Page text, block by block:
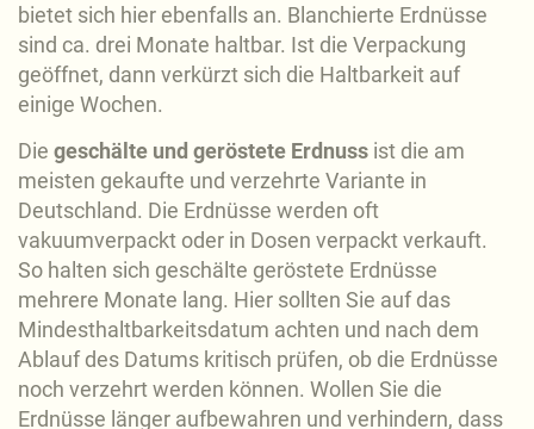
bietet sich hier ebenfalls an. Blanchierte Erdnüsse
sind ca. drei Monate haltbar. Ist die Verpackung
geöffnet, dann verkürzt sich die Haltbarkeit auf
einige Wochen.
Die geschälte und geröstete Erdnuss ist die am
meisten gekaufte und verzehrte Variante in
Deutschland. Die Erdnüsse werden oft
vakuumverpackt oder in Dosen verpackt verkauft.
So halten sich geschälte geröstete Erdnüsse
mehrere Monate lang. Hier sollten Sie auf das
Mindesthaltbarkeitsdatum achten und nach dem
Ablauf des Datums kritisch prüfen, ob die Erdnüsse
noch verzehrt werden können. Wollen Sie die
Erdnüsse länger aufbewahren und verhindern, dass